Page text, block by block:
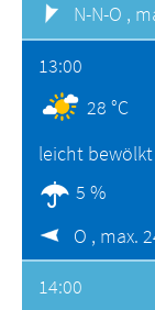
N-N-O ,
13:00
28 °C
leicht bewölkt
5 %
O , max.
14:00